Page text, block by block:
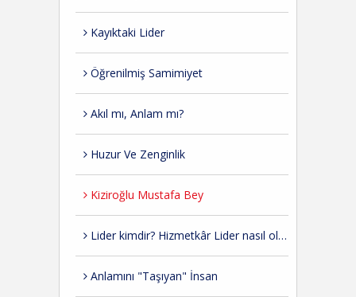
Kayıktaki Lider
Öğrenilmiş Samimiyet
Akıl mı, Anlam mı?
Huzur Ve Zenginlik
Kiziroğlu Mustafa Bey
Lider kimdir? Hizmetkâr Lider nasıl olmalı?
Anlamını "Taşıyan" İnsan